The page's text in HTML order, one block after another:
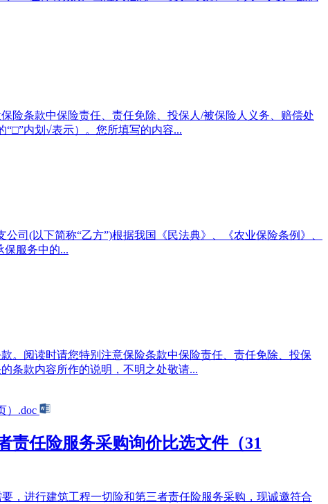
险条款中保险责任、责任免除、投保人/被保险人义务、赔偿处
内划√表示）。您所填写的内容...
(以下简称“乙方”)根据我国《民法典》、《农业保险条例》、
保服务中的...
。阅读时请您特别注意保险条款中保险责任、责任免除、投保
条款内容所作的说明，不明之处敬请...
责任险服务采购询价比选文件（31
，进行建筑工程一切险和第三者责任险服务采购，现诚邀符合